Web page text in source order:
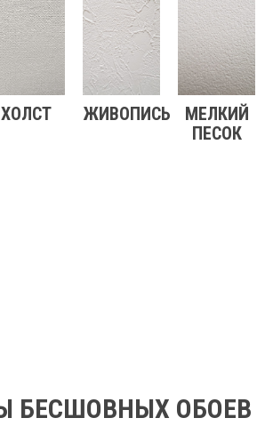
ХОЛСТ ЖИВОПИСЬ
МЕЛКИЙ
ПЕСОК
БЕСШОВНЫХ ОБОЕВ